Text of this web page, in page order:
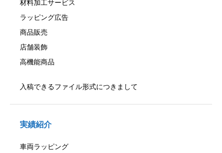
材料加工サービス
ラッピング広告
商品販売
店舗装飾
高機能商品
入稿できるファイル形式につきまして
実績紹介
車両ラッピング